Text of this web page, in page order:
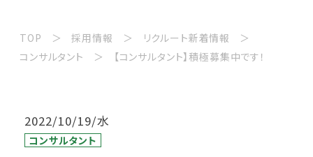
TOP 採用情報
リクルート新着情報
コンサルタント
【コンサルタント】積極募集中です！
2022/10/19/水
コンサルタント